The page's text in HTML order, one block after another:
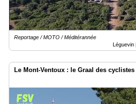
Reportage / MOTO / Méditérannée
Léguevin |
Le Mont-Ventoux : le Graal des cyclistes